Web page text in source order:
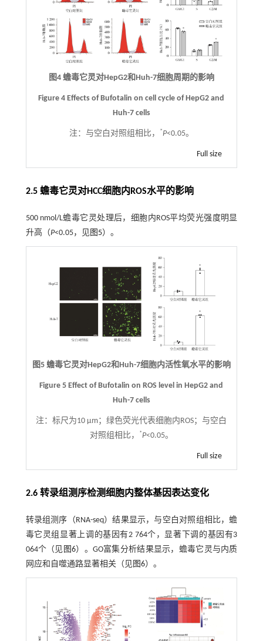
图4 蟾毒它灵对HepG2和Huh-7细胞周期的影响
Figure 4 Effects of Bufotalin on cell cycle of HepG2 and
Huh-7 cells
注： 与空白对照组相比， *P<0.05。
Full size
2.5 蟾毒它灵对HCC细胞内ROS水平的影响
500 nmol/L蟾毒它灵处理后，细胞内ROS平均荧光强度明显
升高（P<0.05，见图5）。
图5 蟾毒它灵对HepG2和Huh-7细胞内活性氧水平的影响
Figure 5 Effect of Bufotalin on ROS level in HepG2 and
Huh-7 cells
注：标尺为10 μm；绿色荧光代表细胞内ROS；与空白
对照组相比，
*P<0.05。
Full size
2.6 转录组测序检测细胞内整体基因表达变化
转录组测序（RNA-seq）结果显示，与空白对照组相比，蟾
毒它灵组显著上调的基因有2 764个，显著下调的基因有3
064个（见 图6）。GO富集分析结果显示，蟾毒它灵与内质
网应和自噬通路显著相关（见图6）。